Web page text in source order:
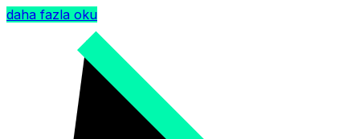
daha fazla oku